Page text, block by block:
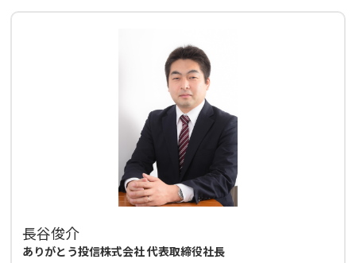
長谷俊介
ありがとう投信株式会社 代表取締役社長